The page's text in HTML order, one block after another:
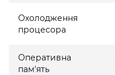
Охолодження
процесора
Оперативна
пам'ять